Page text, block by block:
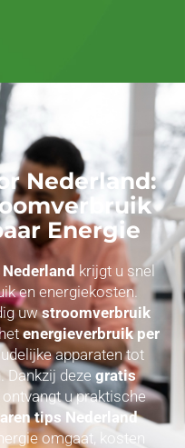
Nederland:
Energie
krijgt u snel
en energiekosten.
uwstroomverbruik
energieverbruik per
apparaten tot
Dankzij deze gratis
ontvangt u praktische
tips Nederland
omgaat, kosten